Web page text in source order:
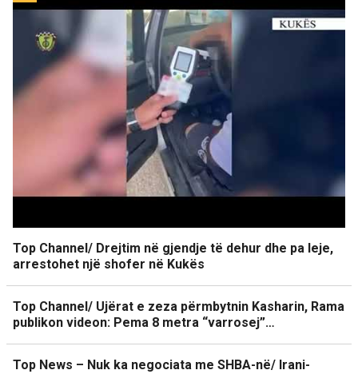
Top Channel/ Drejtim në gjendje të dehur dhe pa leje,
arrestohet një shofer në Kukës
Top Channel/ Ujërat e zeza përmbytnin Kasharin, Rama
publikon videon: Pema 8 metra “varrosej”…
Top News – Nuk ka negociata me SHBA-në/ Irani-